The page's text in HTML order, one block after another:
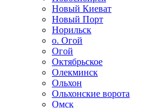
Новый Киеват
Новый Порт
Норильск
о. Огой
Огой
Октябрьское
Олекминск
Ольхон
Ольхонские ворота
Омск